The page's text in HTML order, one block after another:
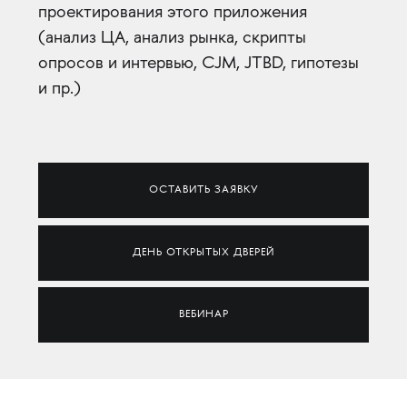
проектирования этого приложения
(анализ ЦА, анализ рынка, скрипты
опросов и интервью, CJM, JTBD, гипотезы
и пр.)
ОСТАВИТЬ ЗАЯВКУ
ДЕНЬ ОТКРЫТЫХ ДВЕРЕЙ
ВЕБИНАР